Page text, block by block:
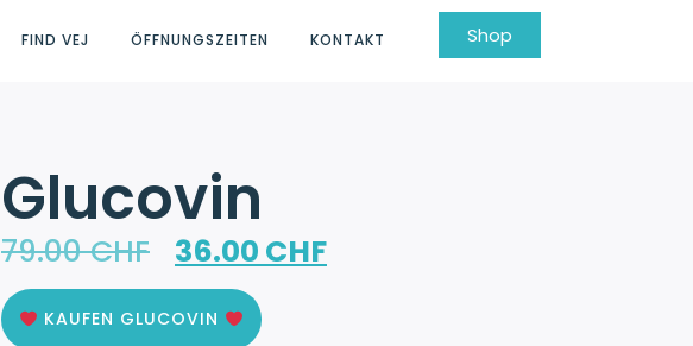
FIND VEJ ÖFFNUNGSZEITEN KONTAKT Shop
Glucovin
79.00CHF 36.00 CHF
KAUFEN GLUCOVIN